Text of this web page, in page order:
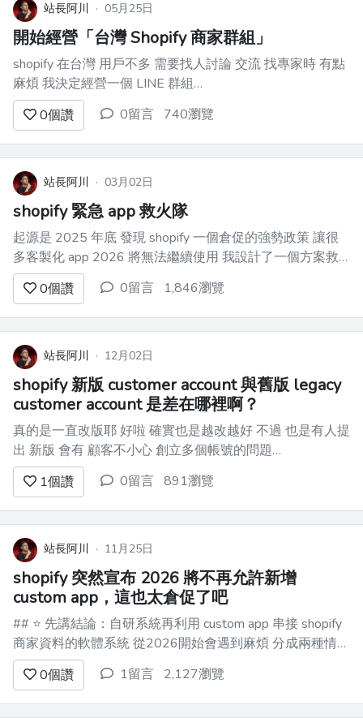
站長阿川 · 05月25日
開始經營「台灣 Shopify 商家群組」
shopify 在台灣 用戶不多 需要找人討論 交流 找專家時 有點
麻煩 我決定經營一個 LINE 群組
https://line.me/ti/g2/PZ_1LILWVWWuzZQ50HNpYA-
A3k6QXWF6znqoBQ 也會是我未來可能獲客方向
0個讚 0留言 740瀏覽
站長阿川 · 03月02日
shopify 緊急 app 救火隊
起源是 2025 年底 發現 shopify 一個倉促的強勢政策 讓很
多客製化 app 2026 將無法繼續使用 我設計了一個方案救
火 在國內外也有多組客戶詢問 居然都沒有成交 2026 兩個
月過去了 居然也沒有新客戶來詢問 真是無法理解 我估計大
家都用 ai 緊急自己...
0個讚 0留言 1,846瀏覽
站長阿川 · 12月02日
shopify 新版 customer account 與舊版 legacy
customer account 是差在哪裡啊？
真的是一直改版耶 好啦 確實也是越改越好 不過 也是有人提
出 新版 會有 顧客不小心 創立多個帳號的問題
https://www.reddit.com/r/shopify/comments/1hnv0sf/
1個讚 0留言 891瀏覽
站長阿川 · 11月25日
shopify 突然宣布 2026 將不再允許新增
custom app，這也太倉促了吧
## ⭐️ 先講結論：自研系統再利用 custom app 串接 shopify
商家資料的軟體系統 從2026開始會遇到麻煩 分成兩種情況
-> 接案公司幫單一商家做系統 vs 開發第三方系統 串接多
個店家 ### 💡 如果是針對單獨商家 量身打造的系統 那
2026 拿資料流程會改變...
0個讚 1留言 2,127瀏覽